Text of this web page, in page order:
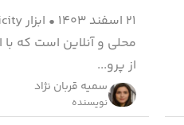
۲۱ اسفند ۱۴۰۳ •
محلی و آنلاین است که با
از پرو...
سمیه قربان نژاد
نویسنده